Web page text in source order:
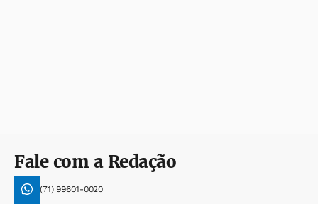
Fale com a Redação
(71) 99601-0020